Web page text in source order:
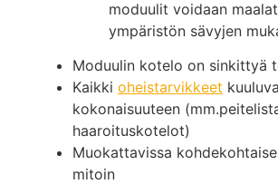
moduulit voidaan
ympäristön sävyjen
Moduulin kotelo on sinkittyä
Kaikki oheistarvikkeet
kokonaisuuteen
haaroituskotelot)
Muokattavissa
mitoin